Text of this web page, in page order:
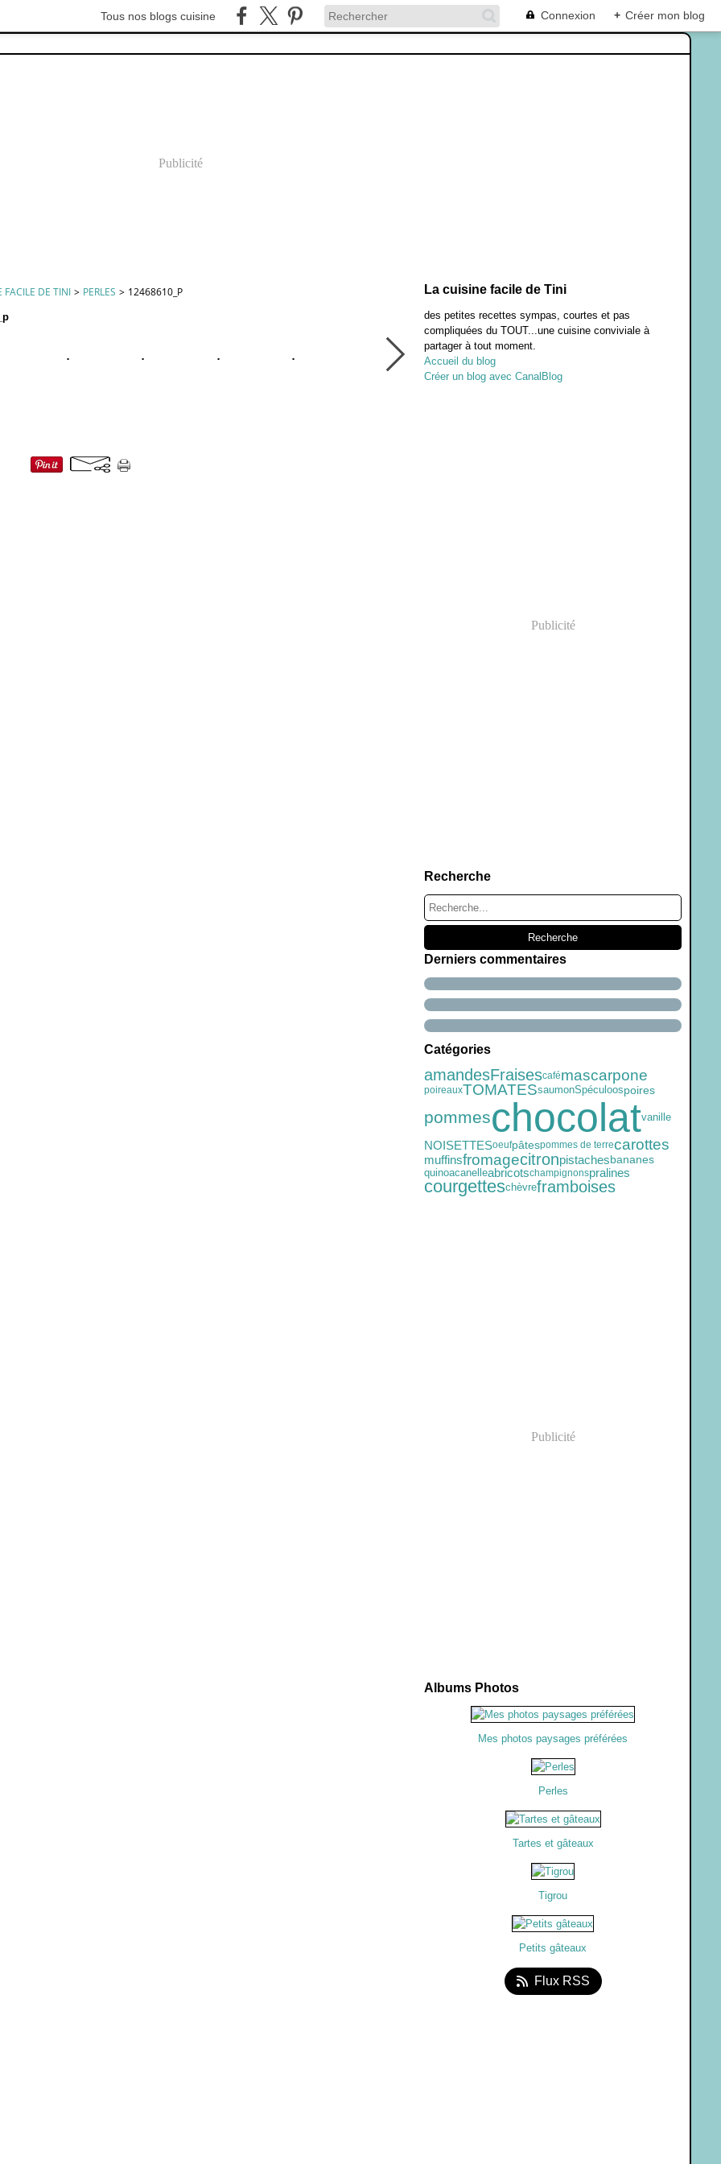
Tous nos blogs cuisine Connexion + Créer mon blog
Publicité
FACILE DE TINI > PERLES > 12468610_P La cuisine facile de Tini
des petites recettes sympas, courtes et pas
compliquées du TOUT...une cuisine conviviale à
partager à tout moment.
Accueil du blog
Créer un blog avec CanalBlog
Publicité
Recherche
Derniers commentaires
Catégories
amandesFraisescafémascarpone
poireauxTOMATESsaumonSpéculoospoires
pommeschocolatvanille
NOISETTESoeufpâtespommes de terrecarottes
muffinsfromagecitronpistaches bananes
quinoacanelleabricotschampignonspralines
courgetteschèvreframboises
Publicité
Albums Photos
Mes photos paysages préférées
Perles
Tartes et gâteaux
Tigrou
Petits gâteaux
Flux RSS